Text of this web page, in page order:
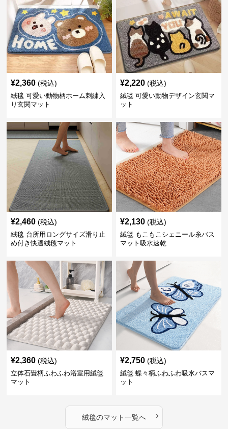
¥2,360 (税込)
絨毯 可愛い動物柄ホーム刺繍入
り玄関マット
¥2,220 (税込)
絨毯 可愛い動物デザイン玄関マ
ット
¥2,460 (税込)
絨毯 台所用ロングサイズ滑り止
め付き快適絨毯マット
¥2,130 (税込)
絨毯 もこもこシェニール糸バス
マット吸水速乾
¥2,360 (税込)
立体石畳柄ふわふわ浴室用絨毯
マット
¥2,750 (税込)
絨毯 蝶々柄ふわふわ吸水バスマ
ット
絨毯のマット一覧へ ›